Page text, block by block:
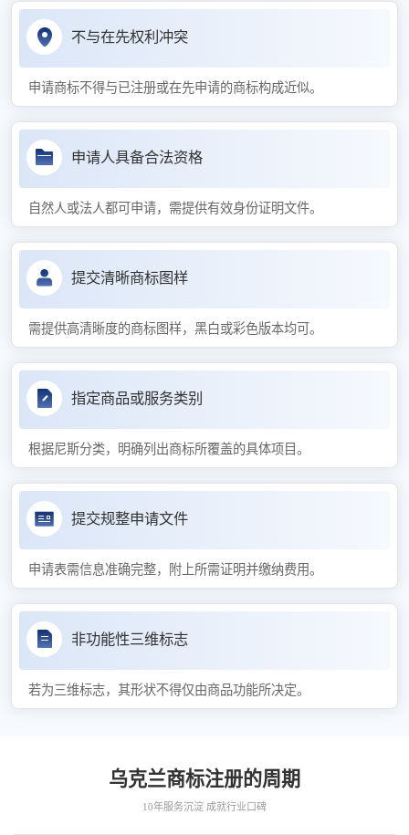
不与在先权利冲突
申请商标不得与已注册或在先申请的商标构成近似。
申请人具备合法资格
自然人或法人都可申请，需提供有效身份证明文件。
提交清晰商标图样
需提供高清晰度的商标图样，黑白或彩色版本均可。
指定商品或服务类别
根据尼斯分类，明确列出商标所覆盖的具体项目。
提交规整申请文件
申请表需信息准确完整，附上所需证明并缴纳费用。
非功能性三维标志
若为三维标志，其形状不得仅由商品功能所决定。
乌克兰商标注册的周期
10年服务沉淀 成就行业口碑